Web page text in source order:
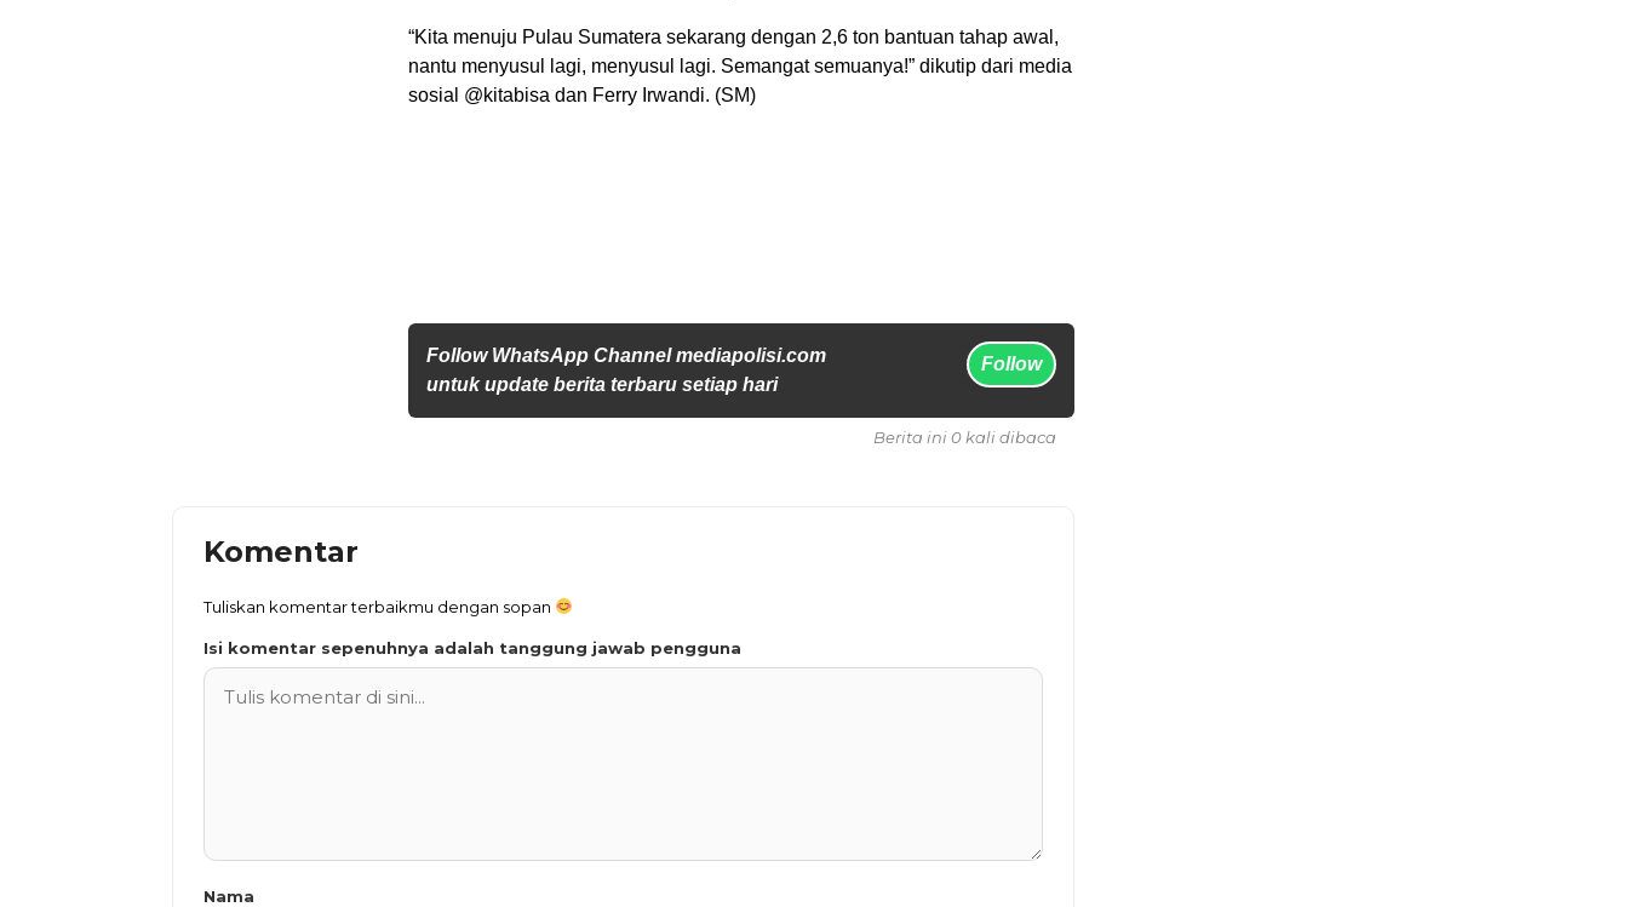
“Kita menuju Pulau Sumatera sekarang dengan 2,6 ton bantuan tahap awal,
nantu menyusul lagi, menyusul lagi. Semangat semuanya!” dikutip dari media
sosial @kitabisa dan Ferry Irwandi. (SM)
Follow WhatsApp Channel mediapolisi.com
untuk update berita terbaru setiap hari
Follow
Berita ini 0 kali dibaca
Komentar
Tuliskan komentar terbaikmu dengan sopan
Isi komentar sepenuhnya adalah tanggung jawab pengguna
Nama